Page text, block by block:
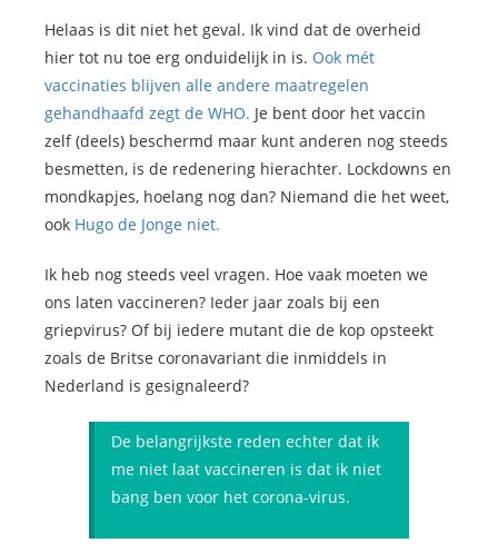
Helaas is dit niet het geval. Ik vind dat de overheid
hier tot nu toe erg onduidelijk in is. Ook mét
vaccinaties blijven alle andere maatregelen
gehandhaafd zegt de WHO. Je bent door het vaccin
zelf (deels) beschermd maar kunt anderen nog steeds
besmetten, is de redenering hierachter. Lockdowns en
mondkapjes, hoelang nog dan? Niemand die het weet,
ook Hugo de Jonge niet.
Ik heb nog steeds veel vragen. Hoe vaak moeten we
ons laten vaccineren? Ieder jaar zoals bij een
griepvirus? Of bij iedere mutant die de kop opsteekt
zoals de Britse coronavariant die inmiddels in
Nederland is gesignaleerd?
De belangrijkste reden echter dat ik
me niet laat vaccineren is dat ik niet
bang ben voor het corona-virus.